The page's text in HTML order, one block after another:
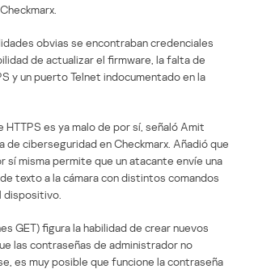
obvias se encontraban credenciales
de actualizar el firmware, la falta de
y un puerto Telnet indocumentado en la
es ya malo de por sí, señaló Amit
de ciberseguridad en Checkmarx. Añadió que
sí misma permite que un atacante envíe una
texto a la cámara con distintos comandos
dispositivo.
GET) figura la habilidad de crear nuevos
las contraseñas de administrador no
es muy posible que funcione la contraseña